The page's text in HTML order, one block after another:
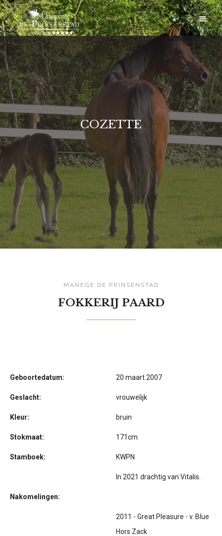
COZETTE
MANEGE DE PRINSENSTAD
FOKKERIJ PAARD
Geboortedatum:
Geslacht:
Kleur:
Stokmaat:
Stamboek:
Nakomelingen:
20 maart 2007
vrouwelijk
bruin
171cm
KWPN
In 2021 drachtig van Vitalis.
2011 - Great Pleasure - v. Blue
Hors Zack